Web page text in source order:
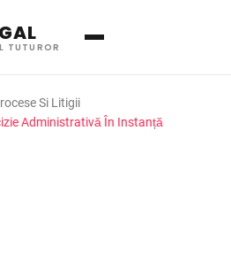
TUTUROR
Si Litigii
Administrativă În Instanță